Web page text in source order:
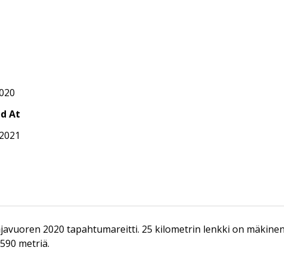
At
2020 tapahtumareitti. 25 kilometrin lenkki on
metriä.